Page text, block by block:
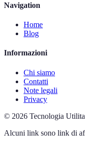
Navigation
Home
Blog
Informazioni
Chi siamo
Contatti
Note legali
Privacy
© 2026 Tecnologia
Alcuni link sono link di